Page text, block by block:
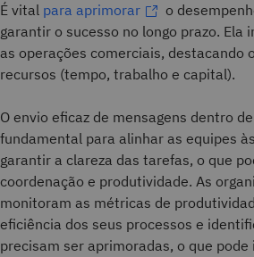
É vital para aprimorar
o
garantir o sucesso no longo prazo. Ela
as operações comerciais, destacando
recursos (tempo, trabalho e capital).
O envio eficaz de mensagens dentro
fundamental para alinhar as equipes
garantir a clareza das tarefas, o que
coordenação e produtividade. As
monitoram as métricas de
eficiência dos seus processos e
precisam ser aprimoradas, o que pode